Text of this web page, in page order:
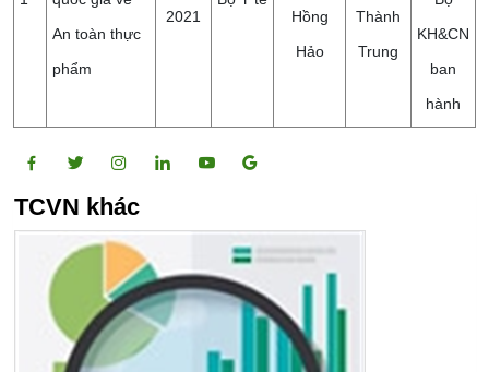
An toàn thực
phẩm
2021
Hồng
Hảo
Thành
Trung
KH&CN
ban
hành
TCVN khác